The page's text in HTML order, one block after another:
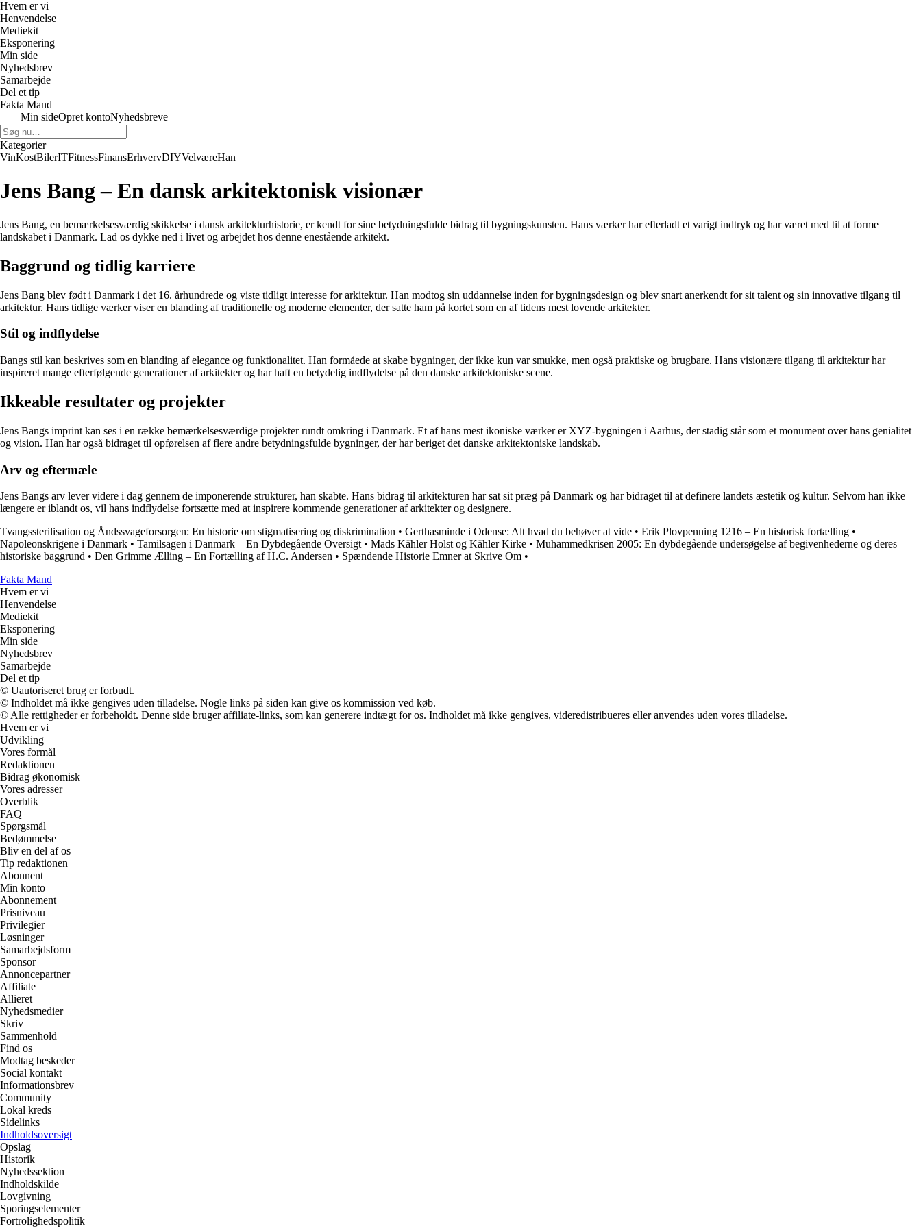
Hvem er vi
Henvendelse
Mediekit
Eksponering
Min side
Nyhedsbrev
Samarbejde
Del et tip
Fakta Mand
Min sideOpret kontoNyhedsbreve
Kategorier
VinKostBilerITFitnessFinansErhvervDIYVelværeHan
Jens Bang – En dansk arkitektonisk visionær
Jens Bang, en bemærkelsesværdig skikkelse i dansk arkitekturhistorie, er kendt for sine betydningsfulde bidrag til bygningskunsten. Hans værker har efterladt et varigt indtryk og har været med til at forme
landskabet i Danmark. Lad os dykke ned i livet og arbejdet hos denne enestående arkitekt.
Baggrund og tidlig karriere
Jens Bang blev født i Danmark i det 16. århundrede og viste tidligt interesse for arkitektur. Han modtog sin uddannelse inden for bygningsdesign og blev snart anerkendt for sit talent og sin innovative tilgang til
arkitektur. Hans tidlige værker viser en blanding af traditionelle og moderne elementer, der satte ham på kortet som en af tidens mest lovende arkitekter.
Stil og indflydelse
Bangs stil kan beskrives som en blanding af elegance og funktionalitet. Han formåede at skabe bygninger, der ikke kun var smukke, men også praktiske og brugbare. Hans visionære tilgang til arkitektur har
inspireret mange efterfølgende generationer af arkitekter og har haft en betydelig indflydelse på den danske arkitektoniske scene.
Ikkeable resultater og projekter
Jens Bangs imprint kan ses i en række bemærkelsesværdige projekter rundt omkring i Danmark. Et af hans mest ikoniske værker er XYZ-bygningen i Aarhus, der stadig står som et monument over hans genialitet
og vision. Han har også bidraget til opførelsen af flere andre betydningsfulde bygninger, der har beriget det danske arkitektoniske landskab.
Arv og eftermæle
Jens Bangs arv lever videre i dag gennem de imponerende strukturer, han skabte. Hans bidrag til arkitekturen har sat sit præg på Danmark og har bidraget til at definere landets æstetik og kultur. Selvom han ikke
længere er iblandt os, vil hans indflydelse fortsætte med at inspirere kommende generationer af arkitekter og designere.
Tvangssterilisation og Åndssvageforsorgen: En historie om stigmatisering og diskrimination • Gerthasminde i Odense: Alt hvad du behøver at vide • Erik Plovpenning 1216 – En historisk fortælling •
Napoleonskrigene i Danmark • Tamilsagen i Danmark – En Dybdegående Oversigt • Mads Kähler Holst og Kähler Kirke • Muhammedkrisen 2005: En dybdegående undersøgelse af begivenhederne og deres
historiske baggrund • Den Grimme Ælling – En Fortælling af H.C. Andersen • Spændende Historie Emner at Skrive Om •
Fakta Mand
Hvem er vi
Henvendelse
Mediekit
Eksponering
Min side
Nyhedsbrev
Samarbejde
Del et tip
© Uautoriseret brug er forbudt.
© Indholdet må ikke gengives uden tilladelse. Nogle links på siden kan give os kommission ved køb.
© Alle rettigheder er forbeholdt. Denne side bruger affiliate-links, som kan generere indtægt for os. Indholdet må ikke gengives, videredistribueres eller anvendes uden vores tilladelse.
Hvem er vi
Udvikling
Vores formål
Redaktionen
Bidrag økonomisk
Vores adresser
Overblik
FAQ
Spørgsmål
Bedømmelse
Bliv en del af os
Tip redaktionen
Abonnent
Min konto
Abonnement
Prisniveau
Privilegier
Løsninger
Samarbejdsform
Sponsor
Annoncepartner
Affiliate
Allieret
Nyhedsmedier
Skriv
Sammenhold
Find os
Modtag beskeder
Social kontakt
Informationsbrev
Community
Lokal kreds
Sidelinks
Indholdsoversigt
Opslag
Historik
Nyhedssektion
Indholdskilde
Lovgivning
Sporingselementer
Fortrolighedspolitik